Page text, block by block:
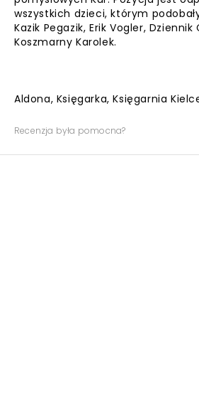
wszystkich dzieci, którym
Kazik Pegazik, Erik Vogler,
Koszmarny Karolek.
Aldona, Księgarka, Księgarnia
Recenzja była pomocna?